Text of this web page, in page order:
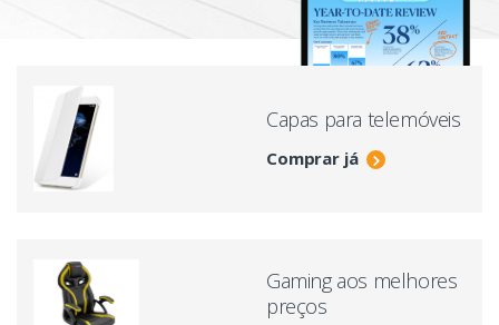
Capas para telemóveis
Comprar já
Gaming aos melhores
preços